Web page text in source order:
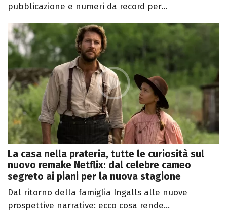
pubblicazione e numeri da record per...
La casa nella prateria, tutte le curiosità sul
nuovo remake Netflix: dal celebre cameo
segreto ai piani per la nuova stagione
Dal ritorno della famiglia Ingalls alle nuove
prospettive narrative: ecco cosa rende...